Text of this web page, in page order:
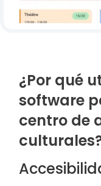
¿Por qué
software
centro de